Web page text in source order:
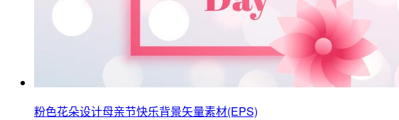
粉色花朵设计母亲节快乐背景矢量素材(EPS)